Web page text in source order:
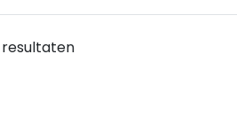
resultaten